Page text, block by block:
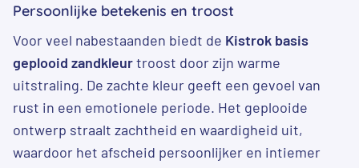
Persoonlijke betekenis en troost
Voor veel nabestaanden biedt de Kistrok basis
geplooid zandkleurtroost door zijn warme
uitstraling. De zachte kleur geeft een gevoel van
rust in een emotionele periode. Het geplooide
ontwerp straalt zachtheid en waardigheid uit,
waardoor het afscheid persoonlijker en intiemer